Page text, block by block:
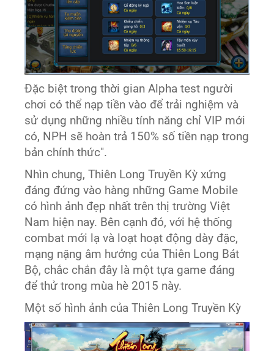
Đặc biệt trong thời gian Alpha test người
chơi có thể nạp tiền vào để trải nghiệm và
sử dụng những nhiều tính năng chỉ VIP mới
có, NPH sẽ hoàn trả 150% số tiền nạp trong
bản chính thức".
Nhìn chung, Thiên Long Truyền Kỳ xứng
đáng đứng vào hàng những Game Mobile
có hình ảnh đẹp nhất trên thị trường Việt
Nam hiện nay. Bên cạnh đó, với hệ thống
combat mới lạ và loạt hoạt động dày đặc,
mạng nặng âm hưởng của Thiên Long Bát
Bộ, chắc chắn đây là một tựa game đáng
để thử trong mùa hè 2015 này.
Một số hình ảnh của Thiên Long Truyền Kỳ